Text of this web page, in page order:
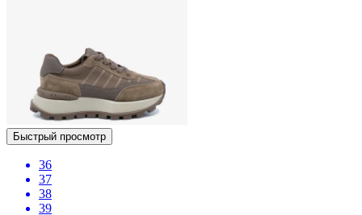
Быстрый просмотр
36
37
38
39